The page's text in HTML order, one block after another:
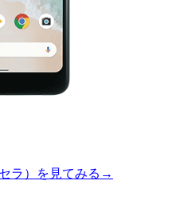
ラ）を見てみる→